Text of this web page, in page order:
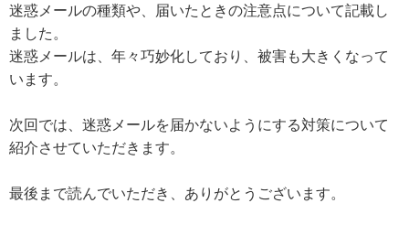
迷惑メールの種類や、届いたときの注意点について記載し
ました。
迷惑メールは、年々巧妙化しており、被害も大きくなって
います。
次回では、迷惑メールを届かないようにする対策について
紹介させていただきます。
最後まで読んでいただき、ありがとうございます。